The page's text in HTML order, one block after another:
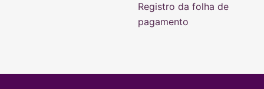
Registro da folha de
pagamento